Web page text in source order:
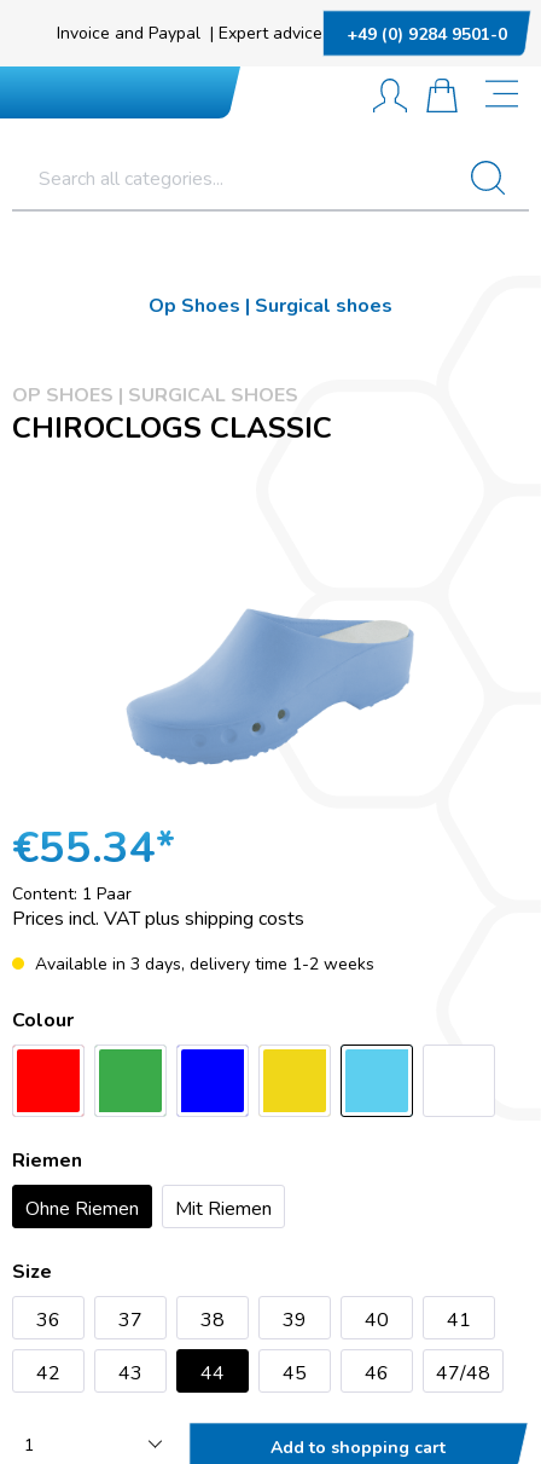
Invoice and Paypal | Expert advice +49 (0) 9284 9501-0
Op Shoes | Surgical shoes
OP SHOES | SURGICAL SHOES
CHIROCLOGS CLASSIC
€55.34*
Content: 1 Paar
Prices incl. VAT plus shipping costs
Available in 3 days, delivery time 1-2 weeks
Colour
Riemen
Ohne Riemen
Mit Riemen
Size
36
37 38 39 40
41
42
43 44 45 46 47/48
1 Add to shopping cart